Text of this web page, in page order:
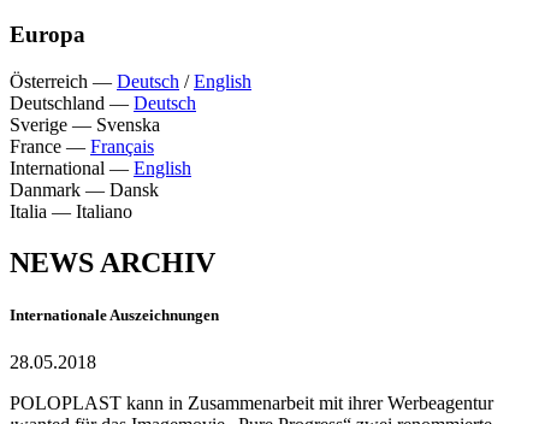
Europa
Österreich — Deutsch /English
Deutschland — Deutsch
Sverige — Svenska
France — Français
International — English
Danmark — Dansk
Italia — Italiano
NEWS ARCHIV
Internationale Auszeichnungen
28.05.2018
POLOPLAST kann in Zusammenarbeit mit ihrer Werbeagentur